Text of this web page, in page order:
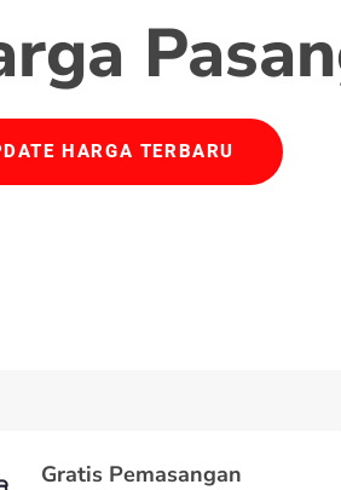
HARGA TERBARU
Gratis Pemasangan